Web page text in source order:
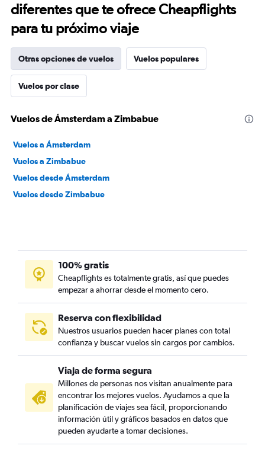
diferentes que te ofrece Cheapflights
para tu próximo viaje
Otras opciones de vuelos Vuelos populares
Vuelos por clase
Vuelos de Ámsterdam a Zimbabue
Vuelos a Ámsterdam
Vuelos a Zimbabue
Vuelos desde Ámsterdam
Vuelos desde Zimbabue
100% gratis
Cheapflights es totalmente gratis, así que puedes
empezar a ahorrar desde el momento cero.
Reserva con flexibilidad
Nuestros usuarios pueden hacer planes con total
confianza y buscar vuelos sin cargos por cambios.
Viaja de forma segura
Millones de personas nos visitan anualmente para
encontrar los mejores vuelos. Ayudamos a que la
planificación de viajes sea fácil, proporcionando
información útil y gráficos basados en datos que
pueden ayudarte a tomar decisiones.